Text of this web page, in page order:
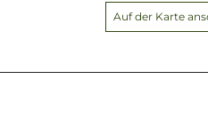
Auf der Karte